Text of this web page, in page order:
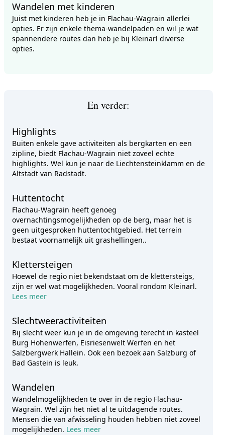
Wandelen met kinderen
Juist met kinderen heb je in Flachau-Wagrain allerlei
opties. Er zijn enkele thema-wandelpaden en wil je wat
spannendere routes dan heb je bij Kleinarl diverse
opties.
En verder:
Highlights
Buiten enkele gave activiteiten als bergkarten en een
zipline, biedt Flachau-Wagrain niet zoveel echte
highlights. Wel kun je naar de Liechtensteinklamm en de
Altstadt van Radstadt.
Huttentocht
Flachau-Wagrain heeft genoeg
overnachtingsmogelijkheden op de berg, maar het is
geen uitgesproken huttentochtgebied. Het terrein
bestaat voornamelijk uit grashellingen..
Klettersteigen
Hoewel de regio niet bekendstaat om de klettersteigs,
zijn er wel wat mogelijkheden. Vooral rondom Kleinarl.
Lees meer
Slechtweeractiviteiten
Bij slecht weer kun je in de omgeving terecht in kasteel
Burg Hohenwerfen, Eisriesenwelt Werfen en het
Salzbergwerk Hallein. Ook een bezoek aan Salzburg of
Bad Gastein is leuk.
Wandelen
Wandelmogelijkheden te over in de regio Flachau-
Wagrain. Wel zijn het niet al te uitdagende routes.
Mensen die van afwisseling houden hebben niet zoveel
mogelijkheden. Lees meer